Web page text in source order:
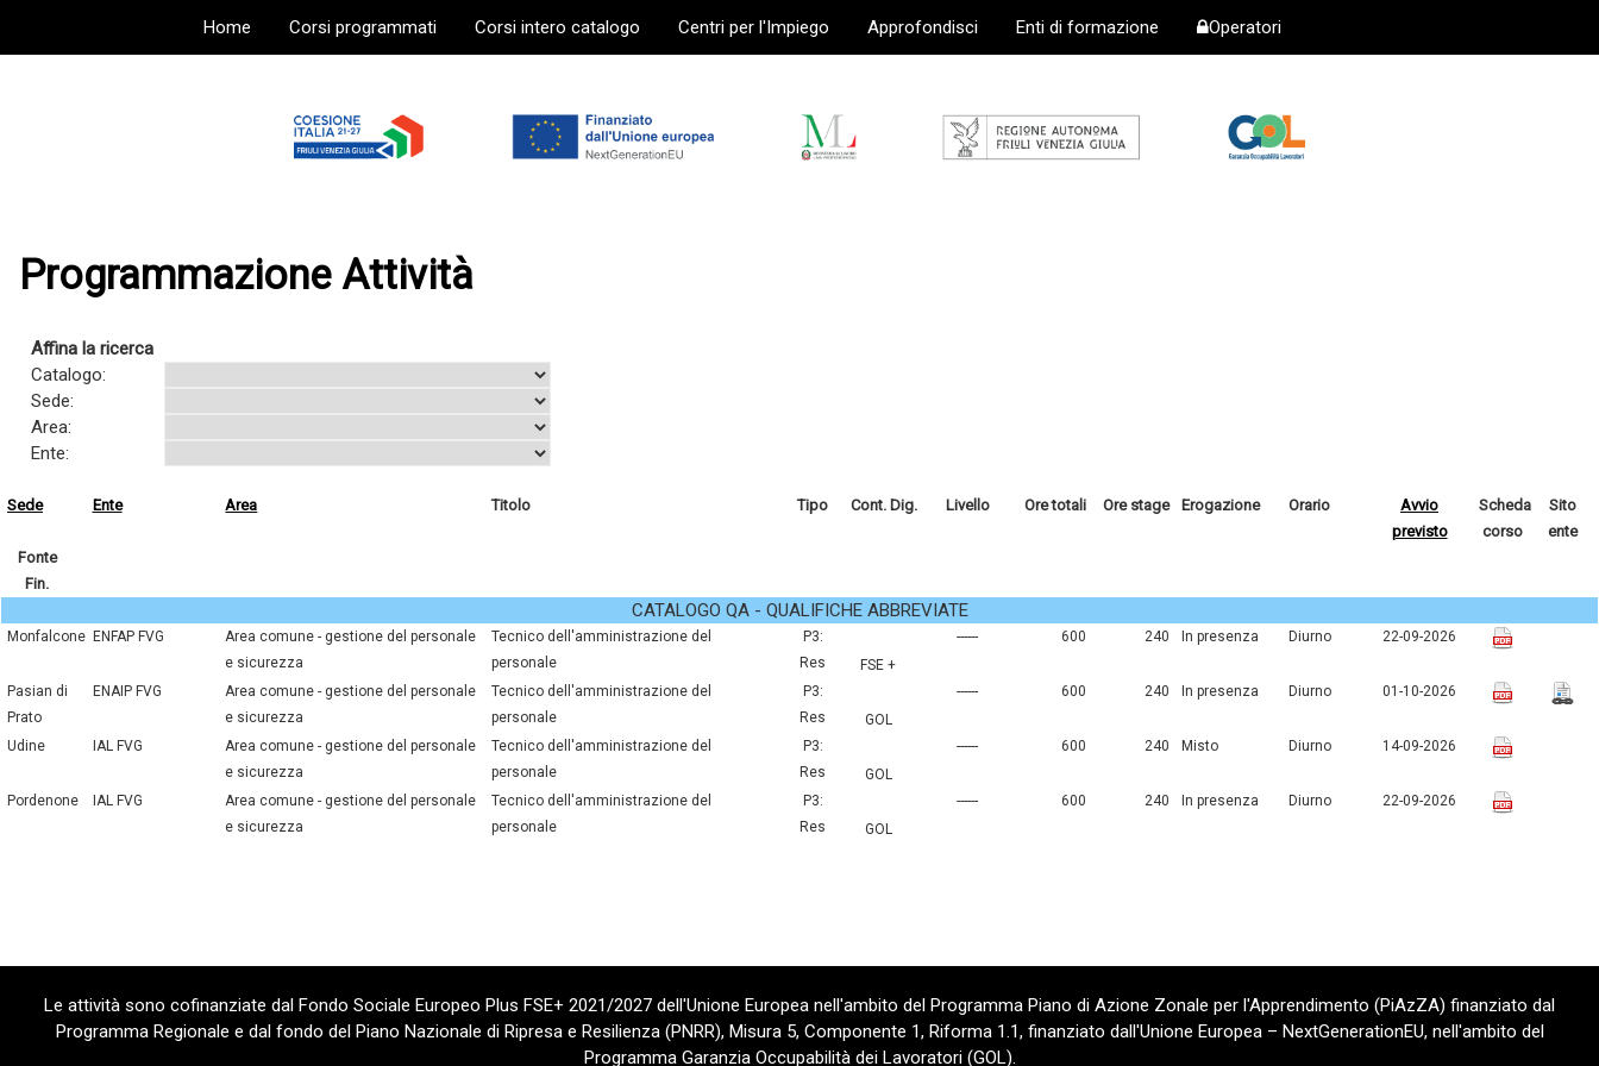
Home Corsi programmati Corsi intero catalogo Centri per l'Impiego Approfondisci Enti di formazione Operatori
Programmazione Attività
Affina la ricerca
Catalogo:
Sede:
Area:
Ente:
Sede Ente Area Titolo Tipo Cont. Dig. Livello Ore totali Ore stage Erogazione Orario
Avvio
previsto
Scheda
corso
Sito
ente
Fonte
Fin.
CATALOGO QA - QUALIFICHE ABBREVIATE
Monfalcone ENFAP FVG
area comune - gestione del personale
e sicurezza
tecnico dell'amministrazione del
personale
P3:
Res
------ 600 240 In presenza Diurno
22-09-2026
FSE +
Pasian di
Prato
ENAIP FVG
area comune - gestione del personale
e sicurezza
tecnico dell'amministrazione del
personale
P3:
Res
------ 600 240 In presenza Diurno
01-10-2026
GOL
Udine
IAL FVG
area comune - gestione del personale
e sicurezza
tecnico dell'amministrazione del
personale
P3:
Res
------ 600 240 Misto Diurno
14-09-2026
GOL
Pordenone
IAL FVG
area comune - gestione del personale
e sicurezza
tecnico dell'amministrazione del
personale
P3:
Res
------ 600 240 In presenza Diurno
22-09-2026
GOL
Le attività sono cofinanziate dal Fondo Sociale Europeo Plus FSE+ 2021/2027 dell'Unione Europea nell'ambito del Programma Piano di Azione Zonale per l'Apprendimento (PiAzZA) finanziato dal
Programma Regionale e dal fondo del Piano Nazionale di Ripresa e Resilienza (PNRR), Misura 5, Componente 1, Riforma 1.1, finanziato dall'Unione Europea – NextGenerationEU, nell'ambito del
Programma Garanzia Occupabilità dei Lavoratori (GOL).